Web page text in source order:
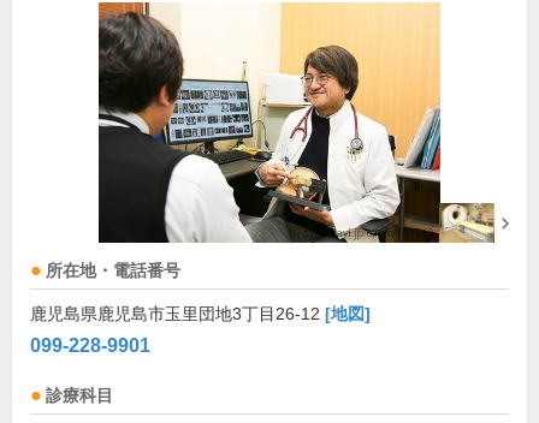
所在地・電話番号
鹿児島県鹿児島市玉里団地3丁目26-12 [地図]
099-228-9901
診療科目